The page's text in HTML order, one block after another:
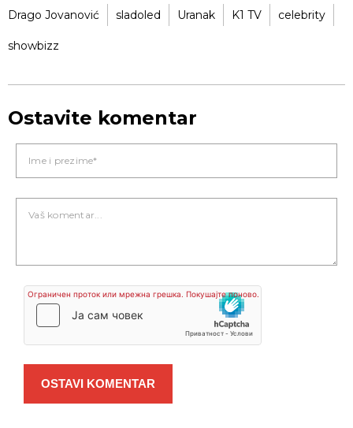
Drago Jovanović
sladoled Uranak K1 TV celebrity
showbizz
Ostavite komentar
OSTAVI KOMENTAR